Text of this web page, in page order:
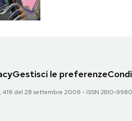
Gestisci le preferenze
del 28 settembre 2009 - ISSN 2610-9980